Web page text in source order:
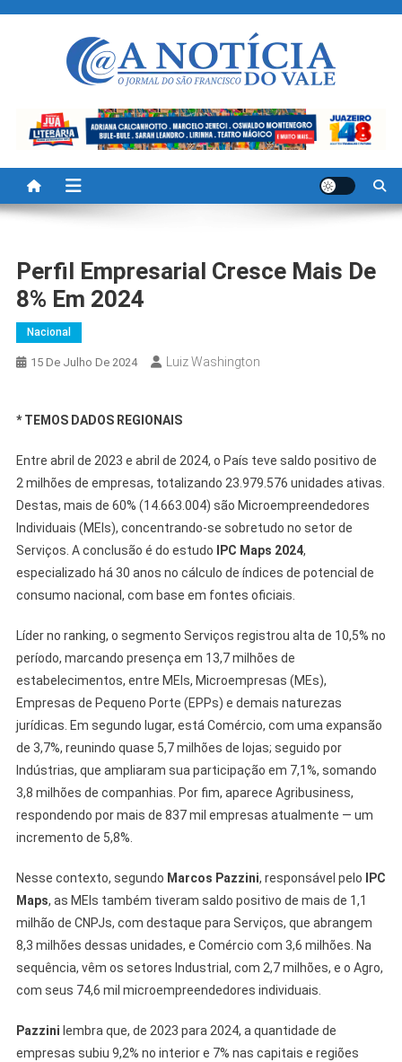
A Noticia Do Vale
Perfil Empresarial Cresce Mais De
8% Em 2024
Nacional
15 De Julho De 2024 Luiz Washington
* TEMOS DADOS REGIONAIS
Entre abril de 2023 e abril de 2024, o País teve saldo positivo de
2 milhões de empresas, totalizando 23.979.576 unidades ativas.
Destas, mais de 60% (14.663.004) são Microempreendedores
Individuais (MEIs), concentrando-se sobretudo no setor de
Serviços. A conclusão é do estudo
IPC Maps 2024,
especializado há 30 anos no cálculo de índices de potencial de
consumo nacional, com base em fontes oficiais.
Líder no ranking, o segmento Serviços registrou alta de 10,5% no
período, marcando presença em 13,7 milhões de
estabelecimentos, entre MEIs, Microempresas (MEs),
Empresas de Pequeno Porte (EPPs) e demais naturezas
jurídicas. Em segundo lugar, está Comércio, com uma expansão
de 3,7%, reunindo quase 5,7 milhões de lojas; seguido por
Indústrias, que ampliaram sua participação em 7,1%, somando
3,8 milhões de companhias. Por fim, aparece Agribusiness,
respondendo por mais de 837 mil empresas atualmente — um
incremento de 5,8%.
Nesse contexto, segundo Marcos Pazzini, responsável pelo
IPC
Maps, as MEIs também tiveram saldo positivo de mais de 1,1
milhão de CNPJs, com destaque para Serviços, que abrangem
8,3 milhões dessas unidades, e Comércio com 3,6 milhões. Na
sequência, vêm os setores Industrial, com 2,7 milhões, e o Agro,
com seus 74,6 mil microempreendedores individuais.
Pazzini lembra que, de 2023 para 2024, a quantidade de
empresas subiu 9,2% no interior e 7% nas capitais e regiões